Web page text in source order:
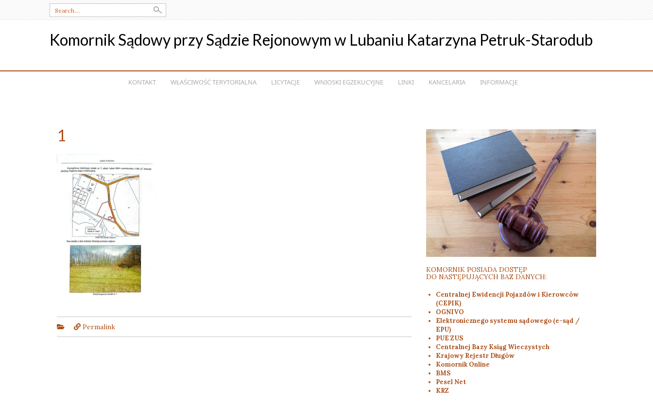
Search
for:
Komornik Sądowy przy Sądzie Rejonowym w Lubaniu Katarzyna Petruk-Starodub
KONTAKT WŁAŚCIWOŚĆ TERYTORIALNA LICYTACJE WNIOSKI EGZEKUCYJNE LINKI KANCELARIA INFORMACJE
1
Permalink
KOMORNIK POSIADA DOSTĘP
DO NASTĘPUJĄCYCH BAZ DANYCH:
Centralnej Ewidencji Pojazdów i Kierowców
(CEPIK)
OGNIVO
Elektronicznego systemu sądowego (e-sąd /
EPU)
PUE ZUS
Centralnej Bazy Ksiąg Wieczystych
Krajowy Rejestr Długów
Komornik Online
BMS
Pesel Net
KRZ